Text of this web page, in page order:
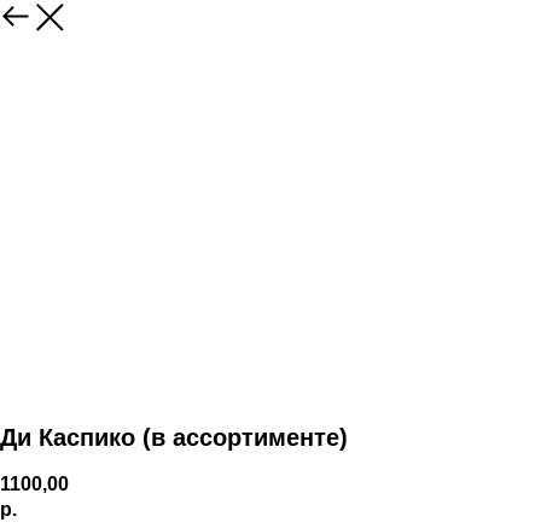
Ди Каспико (в ассортименте)
1100,00
р.